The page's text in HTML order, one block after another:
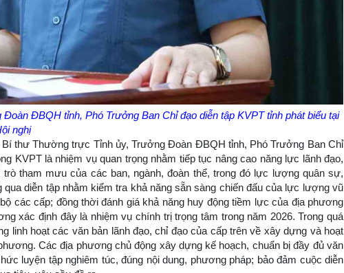
ĐBQH tỉnh, Phó Trưởng Ban Chỉ đạo diễn tập KVPT tỉnh phát biểu tại
nghị
thư Thường trực Tỉnh ủy, Trưởng Đoàn ĐBQH tỉnh, Phó Trưởng Ban Chỉ
KVPT là nhiệm vụ quan trọng nhằm tiếp tục nâng cao năng lực lãnh đạo,
tham mưu của các ban, ngành, đoàn thể, trong đó lực lượng quân sự,
diễn tập nhằm kiểm tra khả năng sẵn sàng chiến đấu của lực lượng vũ
các cấp; đồng thời đánh giá khả năng huy động tiềm lực của địa phương
xác định đây là nhiệm vụ chính trị trọng tâm trong năm 2026. Trong quá
linh hoạt các văn bản lãnh đạo, chỉ đạo của cấp trên về xây dựng và hoạt
Các địa phương chủ động xây dựng kế hoạch, chuẩn bị đầy đủ văn
luyện tập nghiêm túc, đúng nội dung, phương pháp; bảo đảm cuộc diễn